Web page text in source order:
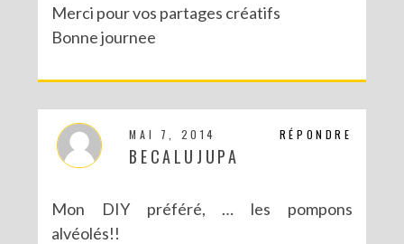
Merci pour vos partages créatifs
Bonne journee
RÉPONDRE
MAI 7, 2014
BECALUJUPA
Mon DIY préféré, … les pompons
alvéolés!!